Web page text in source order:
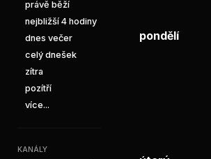
právě běží
nejbližší 4 hodiny
dnes večer
celý dnešek
zítra
pozítří
více...
KANÁLY
pondělí